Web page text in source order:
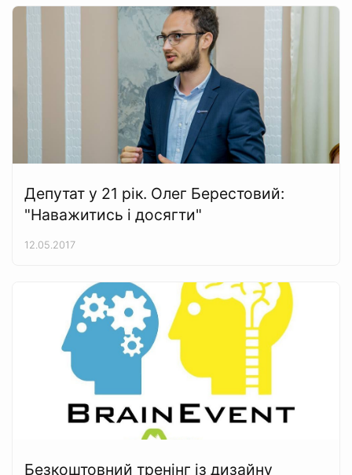
Депутат у 21 рік. Олег Берестовий:
"Наважитись і досягти"
12.05.2017
Безкоштовний тренінг із дизайну